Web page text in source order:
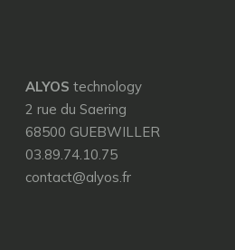
ALYOS technology
2 rue du Saering
68500 GUEBWILLER
03.89.74.10.75
contact@alyos.fr